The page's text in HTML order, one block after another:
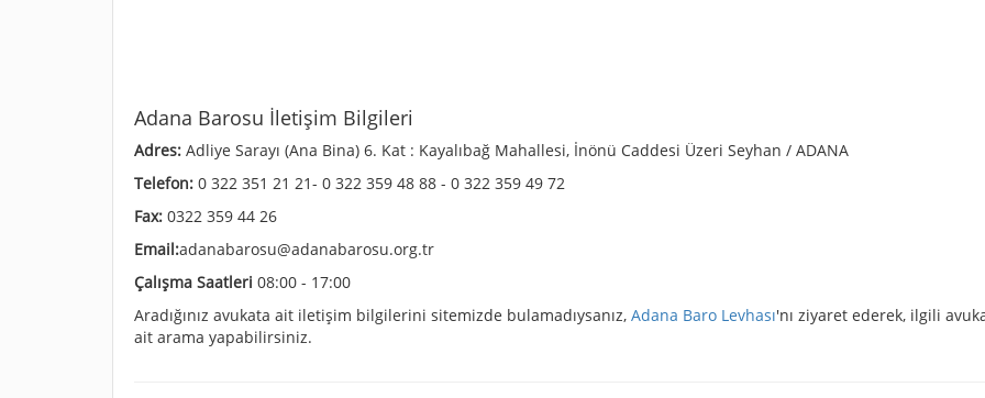
Adana Barosu İletişim Bilgileri
Adres: Adliye Sarayı (Ana Bina) 6. Kat : Kayalıbağ Mahallesi, İnönü Caddesi Üzeri Seyhan / ADANA
Telefon: 0 322 351 21 21- 0 322 359 48 88 - 0 322 359 49 72
Fax: 0322 359 44 26
Email:adanabarosu@adanabarosu.org.tr
Çalışma Saatleri 08:00 - 17:00
Aradığınız avukata ait iletişim bilgilerini sitemizde bulamadıysanız, Adana Baro Levhası'nı ziyaret ederek, ilgili
ait arama yapabilirsiniz.